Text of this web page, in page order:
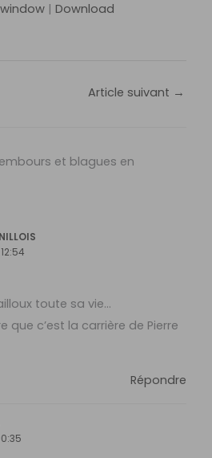
|Download
Article suivant →
et blagues en
toute sa vie…
que c’est la carrière de Pierre
Répondre